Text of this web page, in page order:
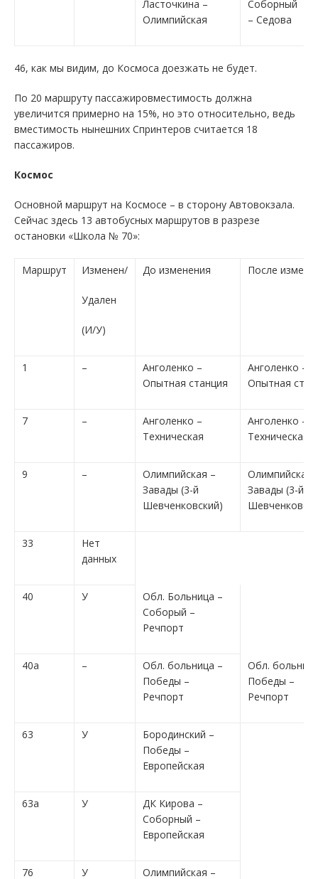
Ласточкина –
Олимпийская
Соборный
– Седова
46, как мы видим, до Космоса доезжать не будет.
По 20 маршруту пассажировместимость должна
увеличится примерно на 15%, но это относительно, ведь
вместимость нынешних Спринтеров считается 18
пассажиров.
Космос
Основной маршрут на Космосе – в сторону Автовокзала.
Сейчас здесь 13 автобусных маршрутов в разрезе
остановки «Школа № 70»:
Маршрут Изменен/
Удален
(И/У)
До изменения После
1 –
Анголенко –
Опытная станция
Анголенко –
Опытная
7 –
Анголенко –
Техническая
Анголенко –
Техническая
9 –
Олимпийская –
Завады (3-й
Шевченковский)
Олимпийская
Завады (3-й
33
Нет
данных
40 У
Обл. Больница –
Соборый –
Речпорт
40а –
Обл. больница –
Победы –
Речпорт
Обл.
Победы –
Речпорт
63 У
Бородинский –
Победы –
Европейская
63а У
ДК Кирова –
Соборный –
Европейская
76 У Олимпийская –